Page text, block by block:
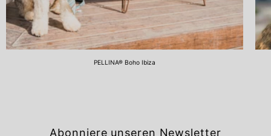
PELLINA® Boho Ibiza
Abonniere unseren Newsletter